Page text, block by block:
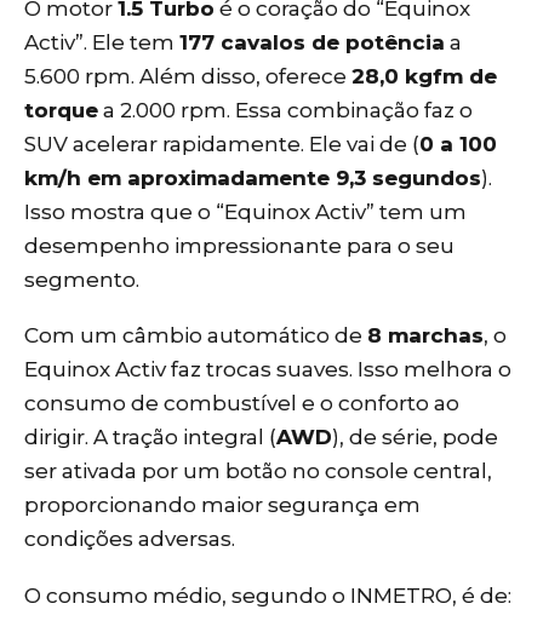
O motor 1.5 Turbo é o coração do “Equinox
Activ”. Ele tem 177 cavalos de potência a
5.600 rpm. Além disso, oferece 28,0 kgfm de
torque a 2.000 rpm. Essa combinação faz o
SUV acelerar rapidamente. Ele vai de (0 a 100
km/h em aproximadamente 9,3 segundos).
Isso mostra que o “Equinox Activ” tem um
desempenho impressionante para o seu
segmento.
Com um câmbio automático de 8 marchas, o
Equinox Activ faz trocas suaves. Isso melhora o
consumo de combustível e o conforto ao
dirigir. A tração integral (AWD), de série, pode
ser ativada por um botão no console central,
proporcionando maior segurança em
condições adversas.
O consumo médio, segundo o INMETRO, é de: